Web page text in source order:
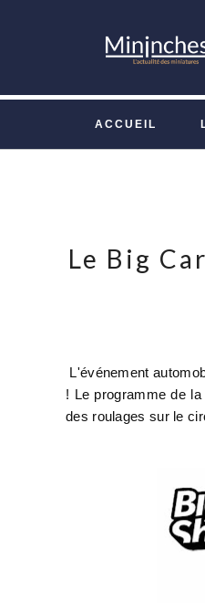
ACCUEIL
Le Big
L'événement
! Le programme de
des roulages sur le